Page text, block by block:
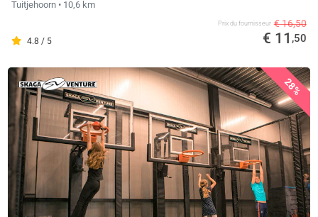
Tuitjehoorn • 10,6 km
4.8 / 5
Prix ​​du fournisseur € 16,50
€ 11 ,50
28%